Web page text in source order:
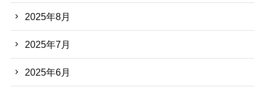
2025年8月
2025年7月
2025年6月